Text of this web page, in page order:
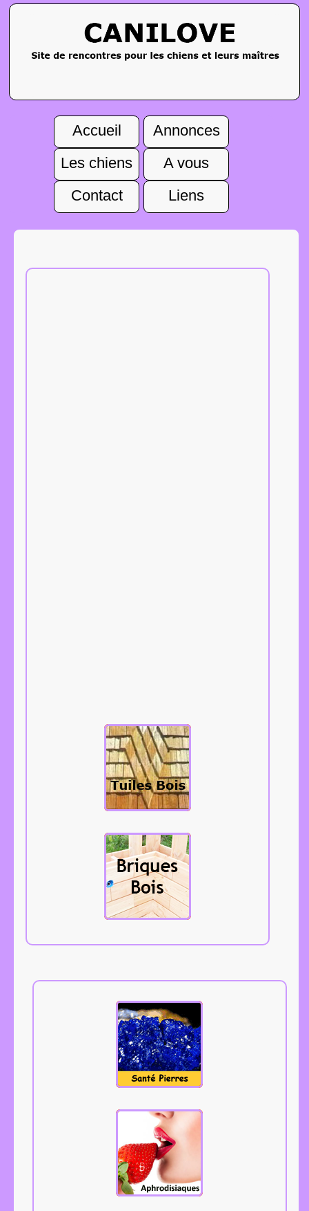
Accueil
Annonces
Les chiens
A vous
Contact
Liens
Tous les
aphrodisiaques.
Cliquez.